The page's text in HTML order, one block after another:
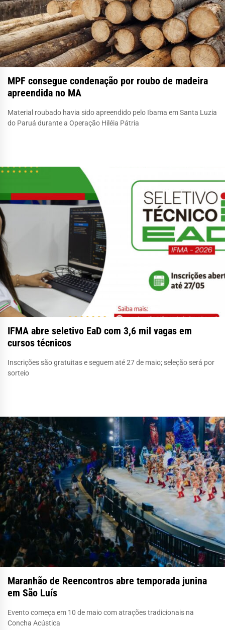
MPF consegue condenação por roubo de madeira
apreendida no MA
Material roubado havia sido apreendido pelo Ibama em Santa Luzia
do Paruá durante a Operação Hiléia Pátria
IFMA abre seletivo EaD com 3,6 mil vagas em
cursos técnicos
Inscrições são gratuitas e seguem até 27 de maio; seleção será por
sorteio
Maranhão de Reencontros abre temporada junina
em São Luís
Evento começa em 10 de maio com atrações tradicionais na
Concha Acústica